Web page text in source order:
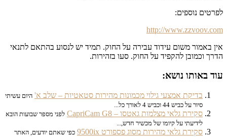
נוספים:
http://
משום עידוד עבירה על החוק. תמיד יש לנסוע בהתאם לתנאי
וכמובן להקפיד על החוק. סעו בזהירות.
באותו נושא:
בדיקת אמצעי גילוי מכמונות מהירות סטאטיות – שלב א' היום עשיתי
סיור על כביש 44 וכביש 4 לאורך כל...
סקירת גלאי מצלמות גאטסו – CapriCam G8
לפני מספר שבועות הובא
לידיעתי על קיומו של מכשיר חדש,...
סקירת גלאי מהירות מסוג פספורט 9500ix
כפי שאתם יודעים, האתר